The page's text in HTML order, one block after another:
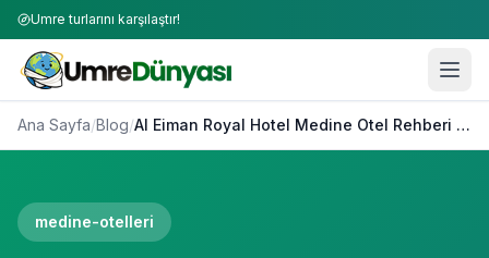
Umre turlarını karşılaştır!
Ana Sayfa/Blog/ Al Eiman Royal Hotel Medine Otel Rehberi 2026: Uygun Fiyat-Performans
medine-otelleri